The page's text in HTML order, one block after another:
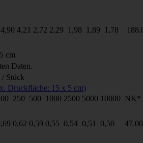
4,90 4,21 2,72 2,29 1,98 1,89 1,78
cm
Daten.
/ Stück
Druckfläche: 15 x 5 cm)
250 500 1000 2500 5000 10000 NK*
0,62 0,59 0,55 0,54 0,51 0,50 47.00